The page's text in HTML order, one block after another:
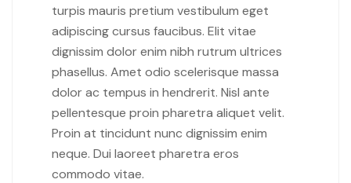
turpis mauris pretium vestibulum eget
adipiscing cursus faucibus. Elit vitae
dignissim dolor enim nibh rutrum ultrices
phasellus. Amet odio scelerisque massa
dolor ac tempus in hendrerit. Nisl ante
pellentesque proin pharetra aliquet velit.
Proin at tincidunt nunc dignissim enim
neque. Dui laoreet pharetra eros
commodo vitae.